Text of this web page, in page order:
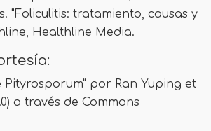
"Foliculitis: tratamiento, causas y
Healthline Media.
Pityrosporum" por Ran Yuping et
a través de Commons